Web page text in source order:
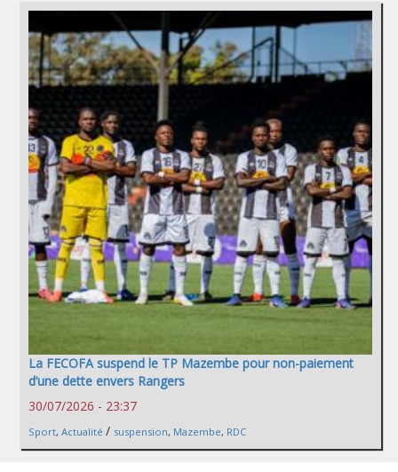
La FECOFA suspend le TP Mazembe pour non-paiement
d’une dette envers Rangers
30/07/2026 - 23:37
Sport, Actualité / suspension, Mazembe, RDC